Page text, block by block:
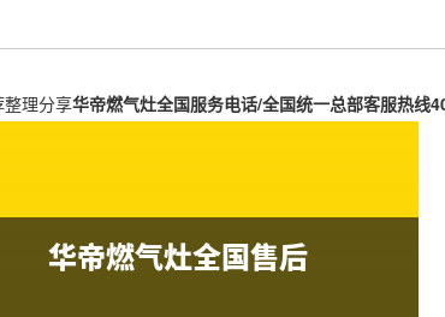
整理分享华帝燃气灶全国服务电话/全国统一总部客服热线